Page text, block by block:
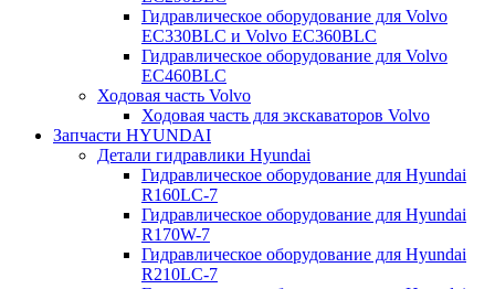
Гидравлическое оборудование для Volvo
EC330BLC и Volvo EC360BLC
Гидравлическое оборудование для Volvo
EC460BLC
Ходовая часть Volvo
Ходовая часть для экскаваторов Volvo
Запчасти HYUNDAI
Детали гидравлики Hyundai
Гидравлическое оборудование для Hyundai
R160LC-7
Гидравлическое оборудование для Hyundai
R170W-7
Гидравлическое оборудование для Hyundai
R210LC-7